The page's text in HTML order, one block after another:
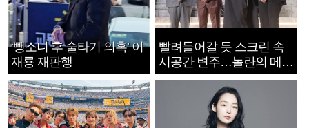
‘뺑소니 후 술타기 의혹’ 이
재룡 재판행
빨려들어갈 듯 스크린 속
시공간 변주…놀란의 메시
지는 ‘전쟁 속죄’